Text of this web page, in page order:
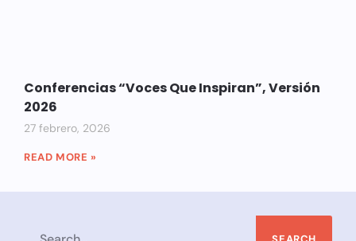
Conferencias “Voces Que Inspiran”, Versión
2026
27 febrero, 2026
READ MORE »